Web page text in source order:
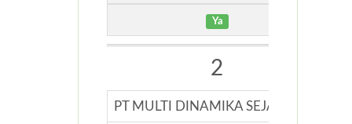
Ya
2
PT MULTI DINAMIKA SEJAHTERA